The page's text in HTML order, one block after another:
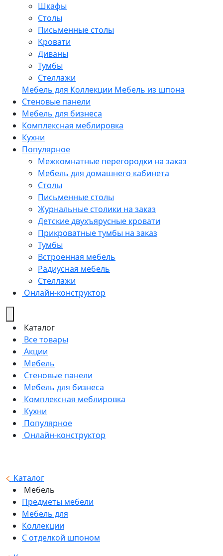
Шкафы
Столы
Письменные столы
Кровати
Диваны
Тумбы
Стеллажи
Мебель для Коллекции Мебель из шпона
Стеновые панели
Мебель для бизнеса
Комплексная меблировка
Кухни
Популярное
Межкомнатные перегородки на заказ
Мебель для домашнего кабинета
Столы
Письменные столы
Журнальные столики на заказ
Детские двухъярусные кровати
Прикроватные тумбы на заказ
Тумбы
Встроенная мебель
Радиусная мебель
Стеллажи
Онлайн-конструктор
Каталог
Все товары
Акции
Мебель
Стеновые панели
Мебель для бизнеса
Комплексная меблировка
Кухни
Популярное
Онлайн-конструктор
Каталог
Мебель
Предметы мебели
Мебель для
Коллекции
С отделкой шпоном